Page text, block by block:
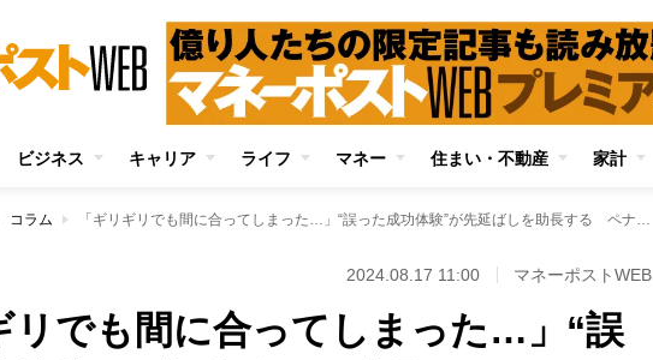
ビジネス キャリア ライフ マネー 住まい・不動産 家計
コラム 「ギリギリでも間に合ってしまった…」“誤った成功体験”が先延ばしを助長する ペナルティや報酬で「正しい成功体験」へ上書きすることが重要
2024.08.17 11:00 マネーポストWEB
リでも間に合ってしまった…」“誤